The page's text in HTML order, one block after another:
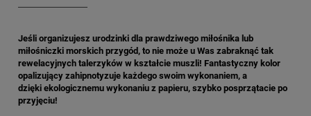
Jeśli organizujesz urodzinki dla prawdziwego miłośnika lub
miłośniczki morskich przygód, to nie może u Was zabraknąć tak
rewelacyjnych talerzyków w kształcie muszli! Fantastyczny kolor
opalizujący zahipnotyzuje każdego swoim wykonaniem, a
dzięki ekologicznemu wykonaniu z papieru, szybko posprzątacie po
przyjęciu!